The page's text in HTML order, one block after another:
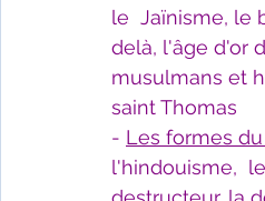
le  Jaïnisme, le
delà, l'âge d'or
musulmans et
saint Thomas
- Les formes
l'hindouisme,